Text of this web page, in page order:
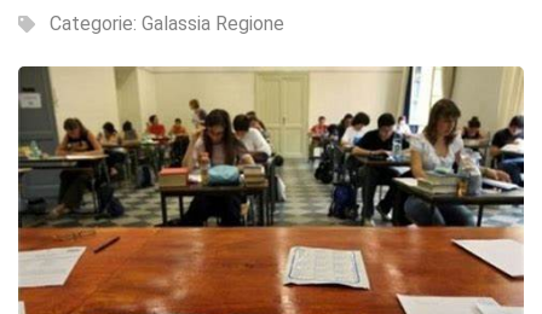
Categorie: Galassia Regione